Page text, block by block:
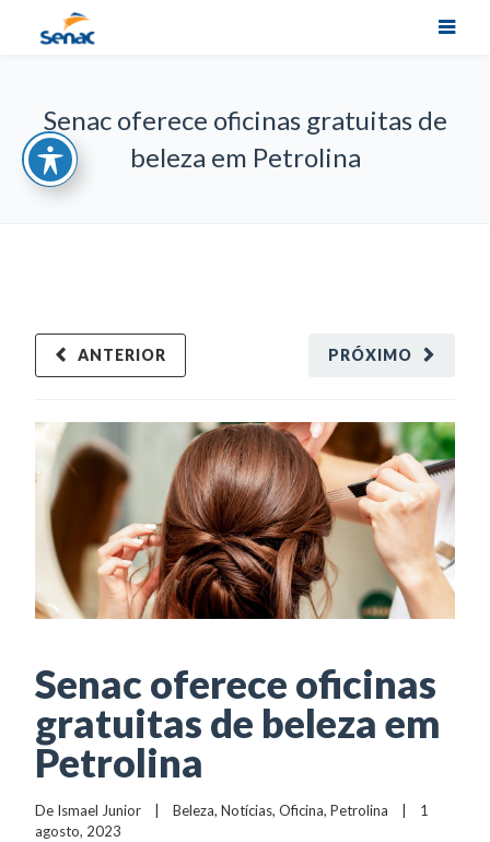
Senac oferece oficinas gratuitas de
beleza em Petrolina
PRÓXIMO
ANTERIOR
Senac oferece oficinas
gratuitas de beleza em
Petrolina
De Ismael Junior
    |
Beleza, Notícias, Oficina, Petrolina
    |    1
agosto, 2023